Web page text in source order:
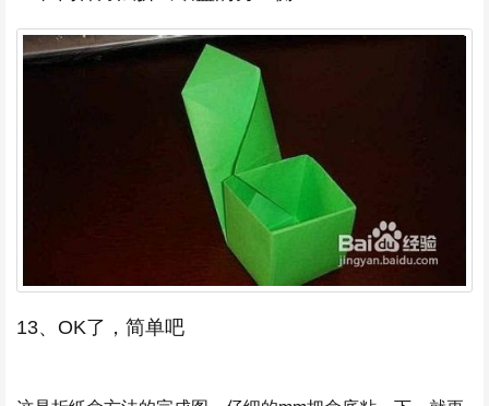
13、OK了，简单吧